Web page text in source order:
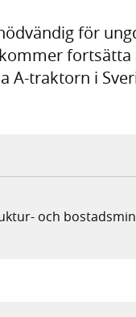
för
A-traktorn i
och